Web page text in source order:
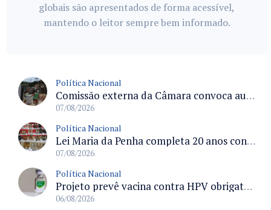
globais são apresentados de forma acessível,
mantendo o leitor sempre bem informado.
Política Nacional
Comissão externa da Câmara convoca audiência pública sobre chuvas na Zona da Mata de Minas Gerais e impactos em Juiz de Fora
07/08/2026
Política Nacional
Lei Maria da Penha completa 20 anos consolidada como norma de proteção e medidas protetivas no Brasil
07/08/2026
Política Nacional
Projeto prevê vacina contra HPV obrigatória e testes moleculares para rastreamento do câncer do colo do útero
06/08/2026